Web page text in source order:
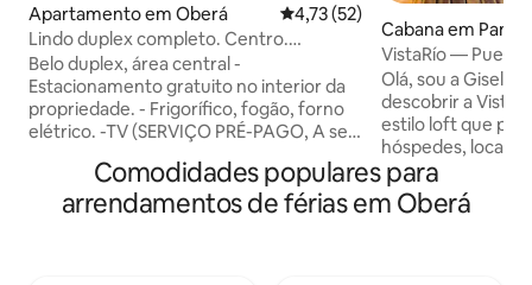
Apartamento em Oberá Classificação média de 4,73
4,73 (52)
Lindo duplex completo. Centro.
Estacionamento
Belo duplex, área central -
Estacionamento gratuito no interior da
propriedade. - Frigorífico, fogão, forno
elétrico. -TV (SERVIÇO PRÉ-PAGO, A ser
do-chão com 1 cama de casal, ar
condicionado, ventoinha, armário. - 1
quarto no primeiro andar com 2 camas,
Cabana em
VistaRío — Puerto
Olá, sou a Gisel e
descobrir a
estilo loft que
hóspedes,
privada nas
Puerto Panambí,
Oberá. O loft
Comodidades populares para
arrendamentos de férias em Oberá